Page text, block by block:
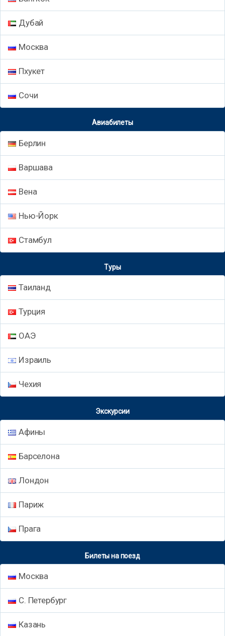
Дубай
Москва
Пхукет
Сочи
Авиабилеты
Берлин
Варшава
Вена
Нью-Йорк
Стамбул
Туры
Таиланд
Турция
ОАЭ
Израиль
Чехия
Экскурсии
Афины
Барселона
Лондон
Париж
Прага
Билеты на поезд
Москва
С. Петербург
Казань